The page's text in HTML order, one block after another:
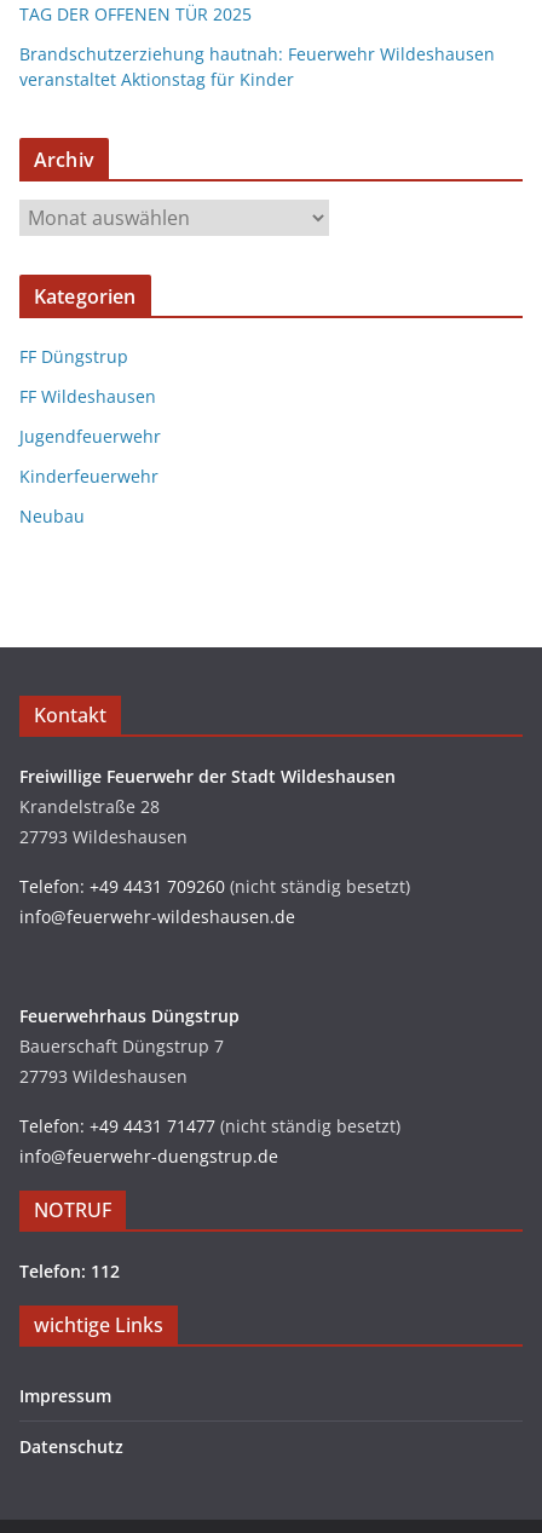
TAG DER OFFENEN TÜR 2025
Brandschutzerziehung hautnah: Feuerwehr Wildeshausen
veranstaltet Aktionstag für Kinder
Archiv
Kategorien
FF Düngstrup
FF Wildeshausen
Jugendfeuerwehr
Kinderfeuerwehr
Neubau
Kontakt
Freiwillige Feuerwehr der Stadt Wildeshausen
Krandelstraße 28
27793 Wildeshausen
Telefon: +49 4431 709260 (nicht ständig besetzt)
info@feuerwehr-wildeshausen.de
Feuerwehrhaus Düngstrup
Bauerschaft Düngstrup 7
27793 Wildeshausen
Telefon: +49 4431 71477 (nicht ständig besetzt)
info@feuerwehr-duengstrup.de
NOTRUF
Telefon: 112
wichtige Links
Impressum
Datenschutz